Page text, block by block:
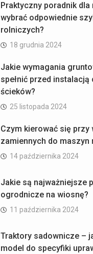
Praktyczny poradnik
wybrać odpowiednie
rolniczych?
18 grudnia 2024
Jakie wymagania
spełnić przed
ścieków?
25 listopada 2024
Czym kierować się przy
zamiennych do maszyn
14 października 2024
Jakie są najważniejsze
ogrodnicze na wiosnę?
11 października 2024
Traktory sadownicze –
model do specyfiki